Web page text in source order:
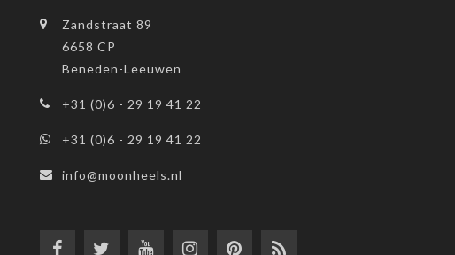
Zandstraat 89
6658 CP
Beneden-Leeuwen
+31 (0)6 - 29 19 41 22
+31 (0)6 - 29 19 41 22
info@moonheels.nl